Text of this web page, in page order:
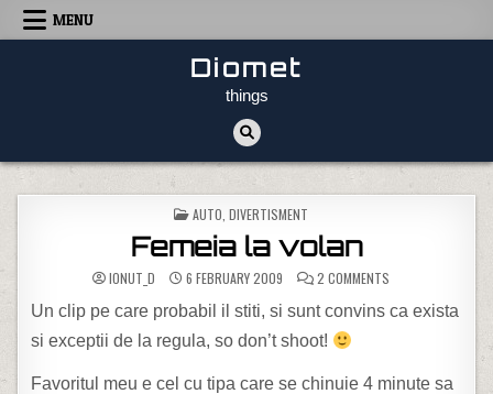
Skip to content
MENU
Diomet
things
POSTED IN
AUTO DIVERTISMENT
Femeia la volan
IONUT_D 6 FEBRUARY 2009 2 COMMENTS
Un clip pe care probabil il stiti, si sunt convins ca exista
si exceptii de la regula, so don’t shoot!
Favoritul meu e cel cu tipa care se chinuie 4 minute sa